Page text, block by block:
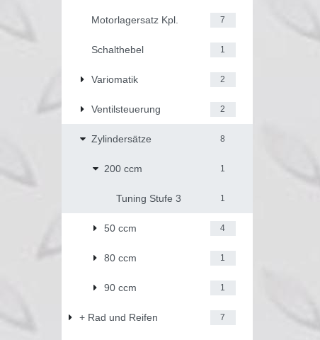
Motorlagersatz Kpl. 7
Schalthebel 1
Variomatik 2
Ventilsteuerung 2
Zylindersätze 8
200 ccm 1
Tuning Stufe 3 1
50 ccm 4
80 ccm 1
90 ccm 1
+ Rad und Reifen 7